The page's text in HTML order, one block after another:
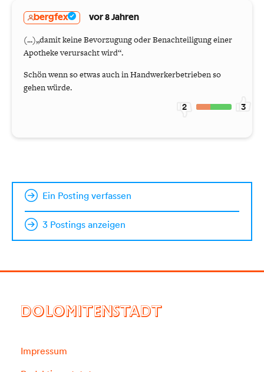
bergfex vor 8 Jahren
(...)„damit keine Bevorzugung oder Benachteiligung einer
Apotheke verursacht wird“.
Schön wenn so etwas auch in Handwerkerbetrieben so
gehen würde.
2 3
Ein Posting verfassen
3 Postings anzeigen
DOLOMITENSTADT
Impressum